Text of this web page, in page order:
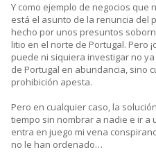
Y como ejemplo de negocios que
está el asunto de la renuncia del
hecho por unos presuntos
litio en el norte de Portugal. Pero
puede ni siquiera investigar no
de Portugal en abundancia, sino
prohibición apesta.
Pero en cualquier caso, la
tiempo sin nombrar a nadie e ir a
entra en juego mi vena
no le han ordenado…